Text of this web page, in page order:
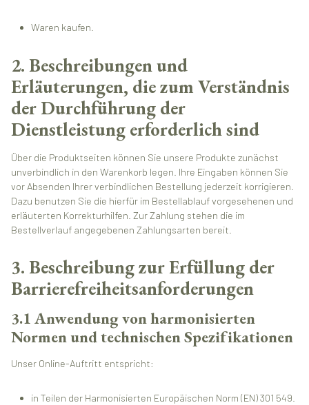
Waren kaufen.
2. Beschreibungen und
Erläuterungen, die zum Verständnis
der Durchführung der
Dienstleistung erforderlich sind
Über die Produktseiten können Sie unsere Produkte zunächst
unverbindlich in den Warenkorb legen. Ihre Eingaben können Sie
vor Absenden Ihrer verbindlichen Bestellung jederzeit korrigieren.
Dazu benutzen Sie die hierfür im Bestellablauf vorgesehenen und
erläuterten Korrekturhilfen. Zur Zahlung stehen die im
Bestellverlauf angegebenen Zahlungsarten bereit.
3. Beschreibung zur Erfüllung der
Barrierefreiheitsanforderungen
3.1 Anwendung von harmonisierten
Normen und technischen Spezifikationen
Unser Online-Auftritt entspricht:
in Teilen der Harmonisierten Europäischen Norm (EN) 301 549.